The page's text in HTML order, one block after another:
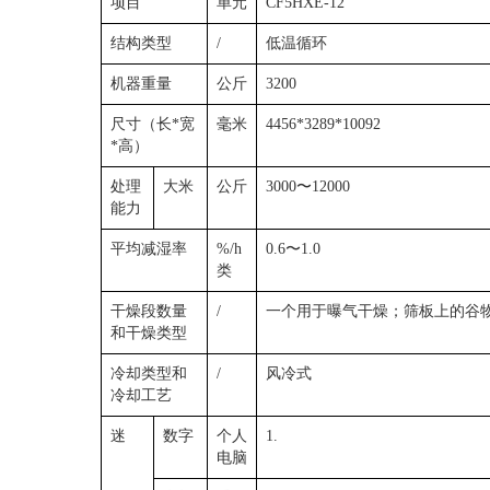
结构类型 / 低温循环
机器重量 公斤 3200
尺寸（长*宽
*高）
毫米 4456*3289*10092
处理
能力
大米 公斤 3000〜12000
平均减湿率
%/h
类
0.6〜1.0
干燥段数量
和干燥类型
/ 一个用于曝气干燥；筛板上的谷
冷却类型和
冷却工艺
/ 风冷式
迷 数字
个人
电脑
1.